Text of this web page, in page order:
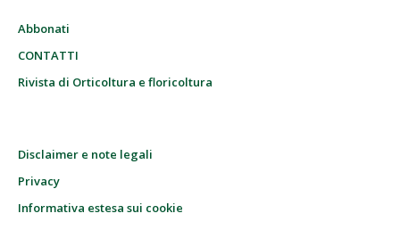
Abbonati
CONTATTI
Rivista di Orticoltura e floricoltura
Disclaimer e note legali
Privacy
Informativa estesa sui cookie